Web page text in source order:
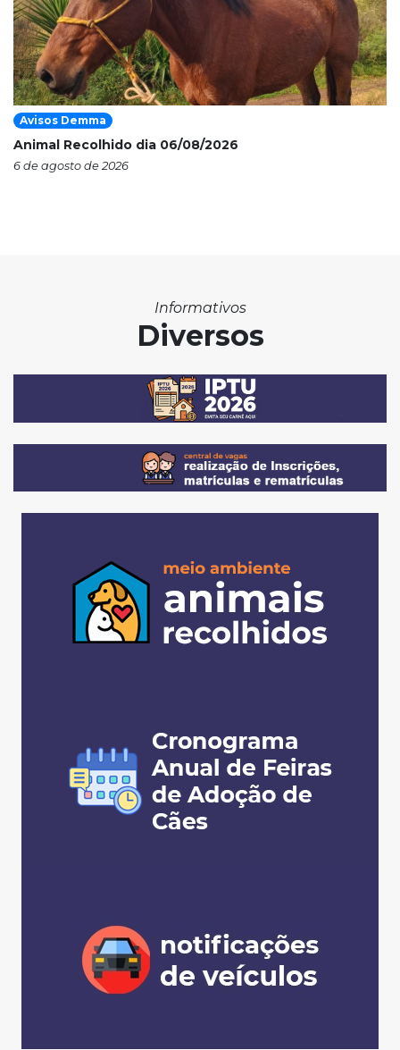
Avisos Demma
Animal Recolhido dia 06/08/2026
6 de agosto de 2026
Informativos
Diversos